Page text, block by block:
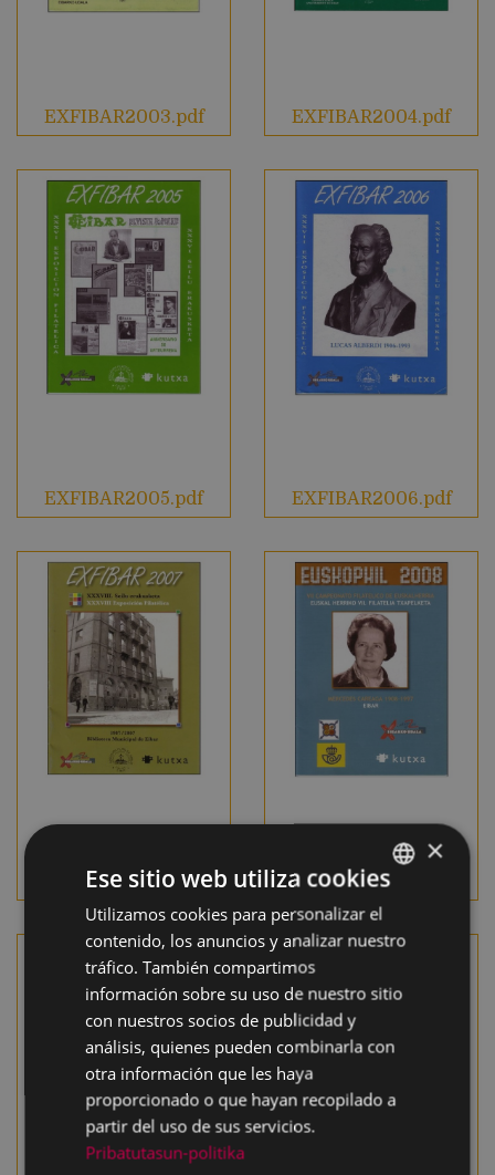
EXFIBAR2003.pdf EXFIBAR2004.pdf
EXFIBAR2005.pdf EXFIBAR2006.pdf
EXFIBAR2007.pdf EXFIBAR2008.pdf
BASQUE
SPANISH
×
Ese sitio web utiliza cookies
Utilizamos cookies para personalizar el
contenido, los anuncios y analizar nuestro
tráfico. También compartimos
información sobre su uso de nuestro sitio
con nuestros socios de publicidad y
análisis, quienes pueden combinarla con
otra información que les haya
proporcionado o que hayan recopilado a
partir del uso de sus servicios.
Pribatutasun-politika